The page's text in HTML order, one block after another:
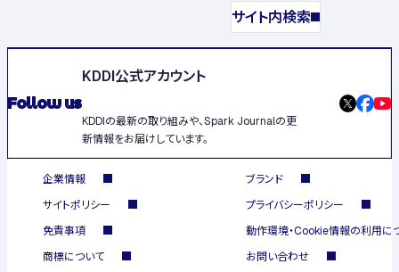
サイト内検索
Follow us
KDDI公式アカウント
KDDIの最新の取り組みや、Spark Journalの更
新情報をお届けしています。
企業情報
ブランド
サイトポリシー
プライバシーポリシー
免責事項
動作環境・Cookie情報の利用に
商標について
お問い合わせ